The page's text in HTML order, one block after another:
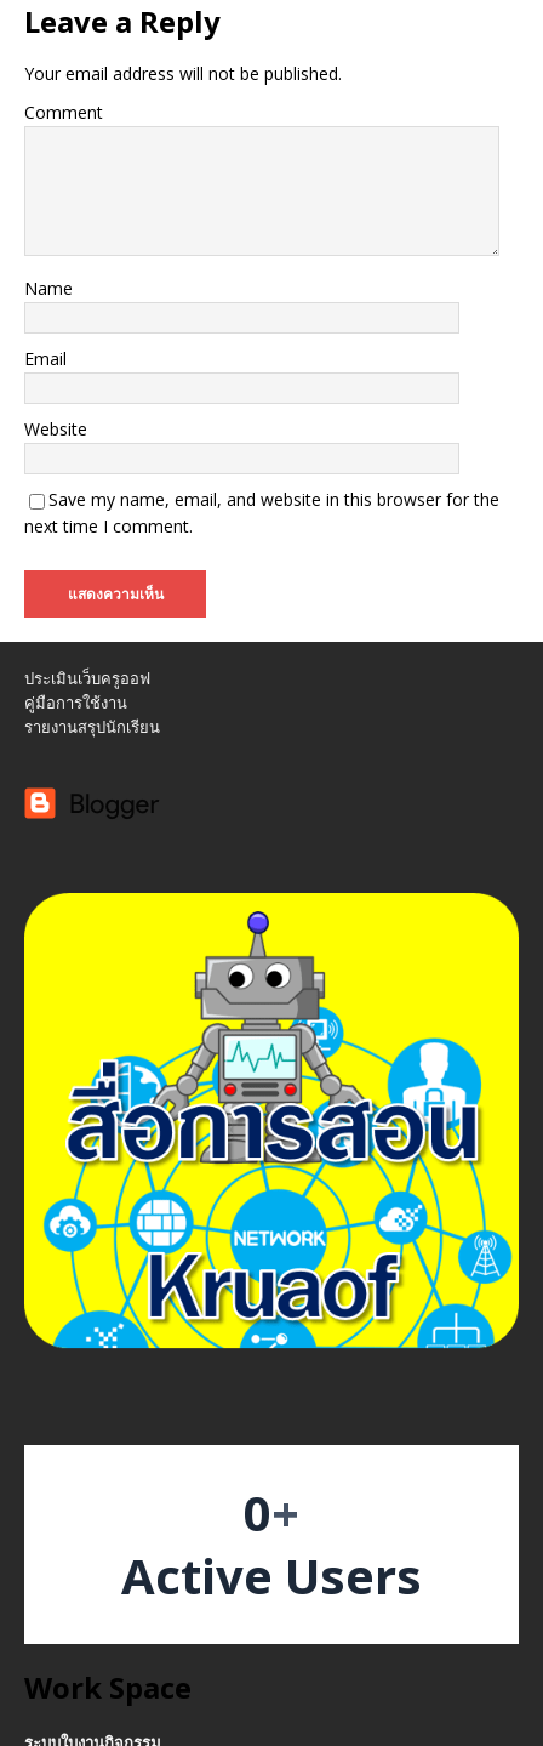
Leave a Reply
Your email address will not be published.
Comment
Name
Email
Website
Save my name, email, and website in this browser for the
next time I comment.
ประเมินเว็บครูออฟ
คู่มือการใช้งาน
รายงานสรุปนักเรียน
0+
Active Users
Work Space